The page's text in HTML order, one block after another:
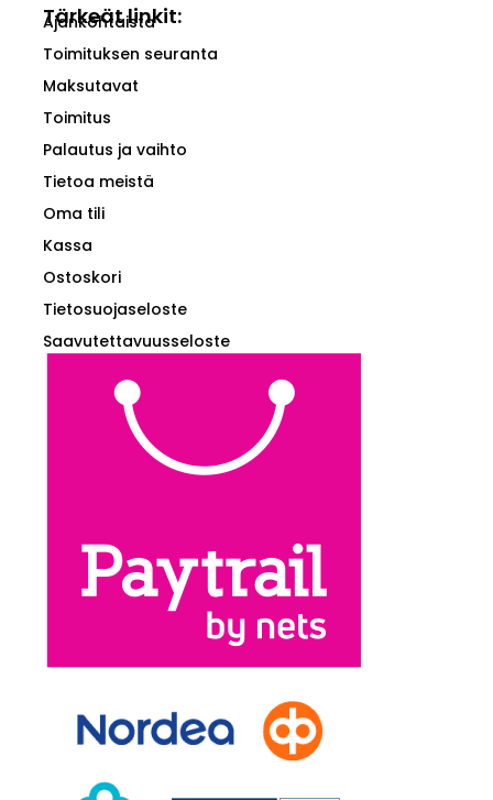
Tärkeät linkit:
Ajankohtaista
Toimituksen seuranta
Maksutavat
Toimitus
Palautus ja vaihto
Tietoa meistä
Oma tili
Kassa
Ostoskori
Tietosuojaseloste
Saavutettavuusseloste